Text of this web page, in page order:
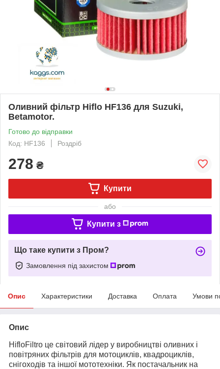
Оливний фільтр Hiflo HF136 для Suzuki,
Betamotor.
Готово до відправки
Код: HF136
Роздріб
278 ₴
Купити
або
Купити з
Що таке купити з Пром?
Замовлення під захистом
Опис Характеристики Доставка Оплата Умови
Опис
HifloFiltro це світовий лідер у виробництві оливних і
повітряних фільтрів для мотоциклів, квадроциклів,
снігоходів та іншої мототехніки. Як постачальник на